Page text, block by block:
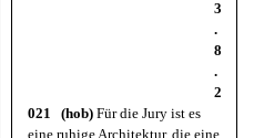
3
.
8
.
2
021 (hob) Für die Jury ist es
eine ruhige Architektur, die eine